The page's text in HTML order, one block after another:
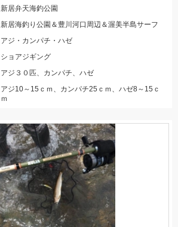
新居弁天海釣公園
新居海釣り公園＆豊川河口周辺＆渥美半島サーフ
アジ・カンパチ・ハゼ
ショアジギング
アジ３０匹、カンパチ、ハゼ
アジ10～15ｃｍ、カンパチ25ｃｍ、ハゼ8～15ｃ
ｍ